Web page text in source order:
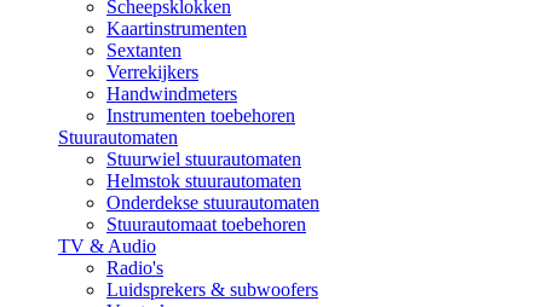
Scheepsklokken
Kaartinstrumenten
Sextanten
Verrekijkers
Handwindmeters
Instrumenten toebehoren
Stuurautomaten
Stuurwiel stuurautomaten
Helmstok stuurautomaten
Onderdekse stuurautomaten
Stuurautomaat toebehoren
TV & Audio
Radio's
Luidsprekers & subwoofers